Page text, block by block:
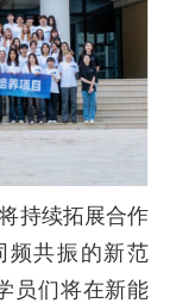
持续拓展合作
频共振的新范
员们将在新能